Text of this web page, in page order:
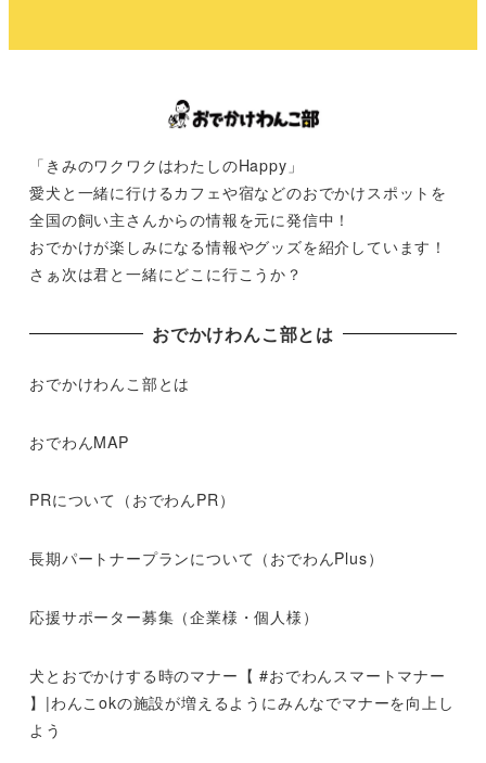
「きみのワクワクはわたしのHappy」
愛犬と一緒に行けるカフェや宿などのおでかけスポットを
全国の飼い主さんからの情報を元に発信中！
おでかけが楽しみになる情報やグッズを紹介しています！
さぁ次は君と一緒にどこに行こうか？
おでかけわんこ部とは
おでかけわんこ部とは
おでわんMAP
PRについて（おでわんPR）
長期パートナープランについて（おでわんPlus）
応援サポーター募集（企業様・個人様）
犬とおでかけする時のマナー【 #おでわんスマートマナー
】|わんこokの施設が増えるようにみんなでマナーを向上し
よう